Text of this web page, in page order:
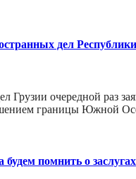
дел
Грузии очередной раз
границы Южной
помнить о